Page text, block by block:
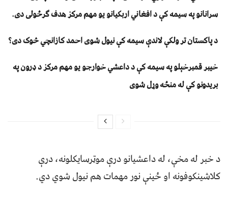
سرانانو په سيمه کې د افغاني اربکيانو يو مهم مرکز هدف ګرځولی دی.
د پاکستان تر ولکې لاندې سیمه کې نیول شوی احمد کازانچي څوک دی؟
خیبر قمبرخېلو په سیمه کې د داعشي خوارجو یو مهم مرکز د ډرون په
بریدونو کې له منځه وړل شوی
د خبر له مخې، له داعشیانو درې موټرسایکلونه، درې
کلاشینکوفونه او ځینې نور مهمات هم نیول شوي دي.